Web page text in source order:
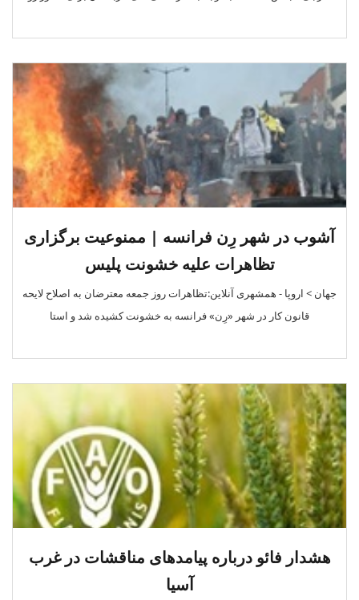
آشوب در شهر رِن فرانسه | ممنوعیت برگزاری
تظاهرات علیه خشونت پلیس
جهان > اروپا - همشهری آنلاین:تظاهرات روز جمعه معترضان به اصلاح لایحه
قانون کار در شهر «رِن» فرانسه به خشونت کشیده شد و استا
هشدار فائو درباره پیامدهای مناقشات در غرب
آسیا